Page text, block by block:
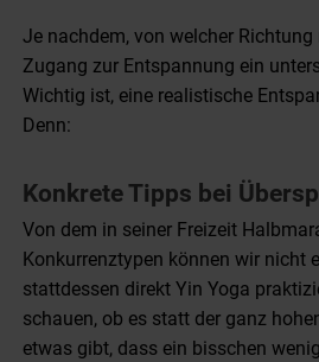
Je nachdem, von welcher
Zugang zur Entspannung ein
Wichtig ist, eine realistische
Denn:
Konkrete Tipps bei
Von dem in seiner Freizeit
Konkurrenztypen können wir nicht
stattdessen direkt Yin Yoga
schauen, ob es statt der ganz
etwas gibt, dass ein bisschen